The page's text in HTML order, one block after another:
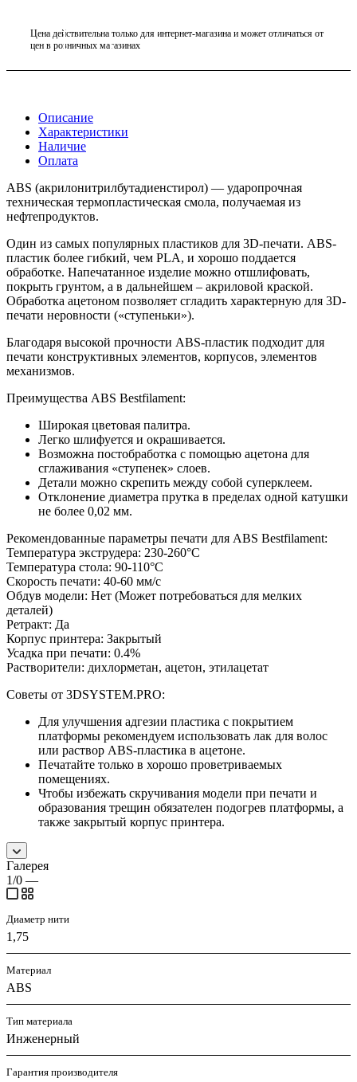
Цена действительна только для интернет-магазина и может отличаться от
цен в розничных магазинах
Описание
Характеристики
Наличие
Оплата
ABS (акрилонитрилбутадиенстирол) — ударопрочная
техническая термопластическая смола, получаемая из
нефтепродуктов.
Один из самых популярных пластиков для 3D-печати. ABS-
пластик более гибкий, чем PLA, и хорошо поддается
обработке. Напечатанное изделие можно отшлифовать,
покрыть грунтом, а в дальнейшем – акриловой краской.
Обработка ацетоном позволяет сгладить характерную для 3D-
печати неровности («ступеньки»).
Благодаря высокой прочности ABS-пластик подходит для
печати конструктивных элементов, корпусов, элементов
механизмов.
Преимущества ABS Bestfilament:
Широкая цветовая палитра.
Легко шлифуется и окрашивается.
Возможна постобработка с помощью ацетона для
сглаживания «ступенек» слоев.
Детали можно скрепить между собой суперклеем.
Отклонение диаметра прутка в пределах одной катушки
не более 0,02 мм.
Рекомендованные параметры печати для ABS Bestfilament:
Температура экструдера: 230-260°С
Температура стола: 90-110°С
Скорость печати: 40-60 мм/с
Обдув модели: Нет (Может потребоваться для мелких
деталей)
Ретракт: Да
Корпус принтера: Закрытый
Усадка при печати: 0.4%
Растворители: дихлорметан, ацетон, этилацетат
Советы от 3DSYSTEM.PRO:
Для улучшения адгезии пластика с покрытием
платформы рекомендуем использовать лак для волос
или раствор ABS-пластика в ацетоне.
Печатайте только в хорошо проветриваемых
помещениях.
Чтобы избежать скручивания модели при печати и
образования трещин обязателен подогрев платформы, а
также закрытый корпус принтера.
Галерея
1/0 —
Диаметр нити
1,75
Материал
ABS
Тип материала
Инженерный
Гарантия производителя